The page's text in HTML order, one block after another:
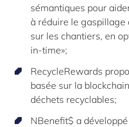
sémantiques pour
à réduire le gaspillage
sur les chantiers, en
in-time»;
RecycleRewards
basée sur la
déchets recyclables;
NBenefit$ a